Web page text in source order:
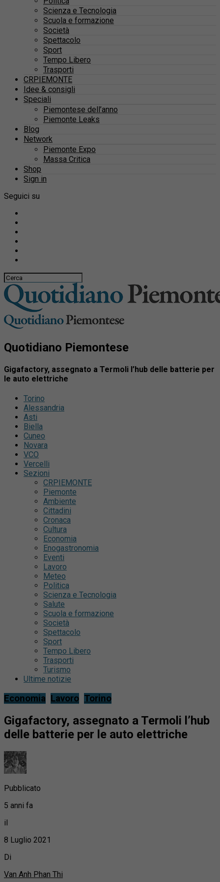
Scienza e Tecnologia
Scuola e formazione
Società
Spettacolo
Sport
Tempo Libero
Trasporti
CRPIEMONTE
Idee & consigli
Speciali
Piemontese dell’anno
Piemonte Leaks
Blog
Network
Piemonte Expo
Massa Critica
Shop
Sign in
Seguici su
Quotidiano Piemontese
Gigafactory, assegnato a Termoli l’hub delle batterie per
le auto elettriche
Torino
Alessandria
Asti
Biella
Cuneo
Novara
VCO
Vercelli
Sezioni
CRPIEMONTE
Piemonte
Ambiente
Cittadini
Cronaca
Cultura
Economia
Enogastronomia
Eventi
Lavoro
Meteo
Politica
Scienza e Tecnologia
Salute
Scuola e formazione
Società
Spettacolo
Sport
Tempo Libero
Trasporti
Turismo
Ultime notizie
Economia Lavoro Torino
Gigafactory, assegnato a Termoli l’hub
delle batterie per le auto elettriche
Pubblicato
5 anni fa
il
8 Luglio 2021
Di
Van Anh Phan Thi